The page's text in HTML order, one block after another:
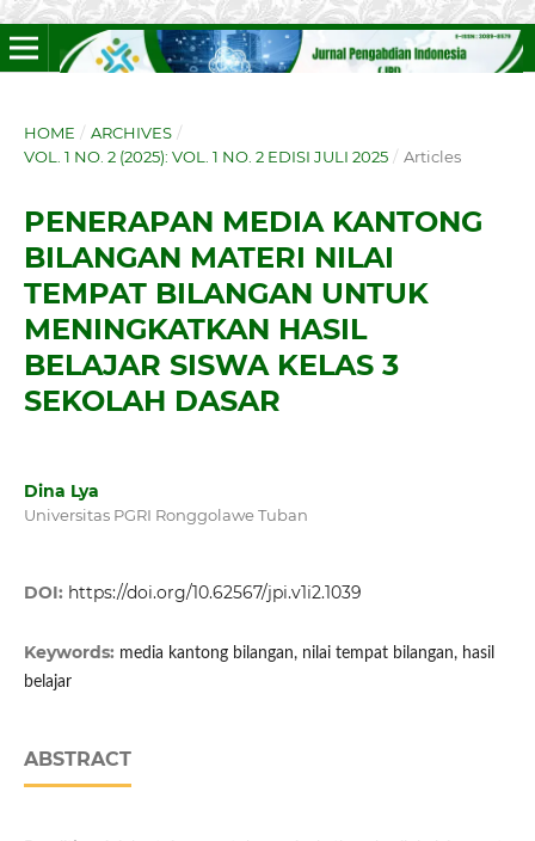
HOME / ARCHIVES /
VOL. 1 NO. 2 (2025): VOL. 1 NO. 2 EDISI JULI 2025 / Articles
PENERAPAN MEDIA KANTONG
BILANGAN MATERI NILAI
TEMPAT BILANGAN UNTUK
MENINGKATKAN HASIL
BELAJAR SISWA KELAS 3
SEKOLAH DASAR
Dina Lya
Universitas PGRI Ronggolawe Tuban
DOI: https://doi.org/10.62567/jpi.v1i2.1039
Keywords: media kantong bilangan, nilai tempat bilangan, hasil
belajar
ABSTRACT